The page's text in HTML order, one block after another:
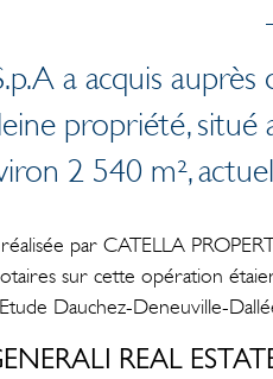
a acquis
propriété, situé
2 540 m²,
par CATELLA
sur cette opération
Dauchez-Deneuville-
REAL